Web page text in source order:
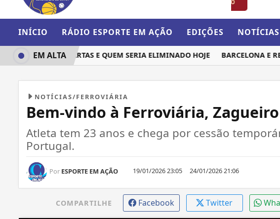
INÍCIO RÁDIO ESPORTE EM AÇÃO EDIÇÕES NOTÍCIAS
IRIA ÀS QUARTAS E QUEM SERIA ELIMINADO HOJE BARCELONA E
EM ALTA
NOTÍCIAS/FERROVIÁRIA
Bem-vindo à Ferroviária,
Atleta tem 23 anos e chega por cessão
Portugal.
Por ESPORTE EM AÇÃO 19/01/2026 23:05 24/01/2026 21:06
COMPARTILHE Facebook Twitter